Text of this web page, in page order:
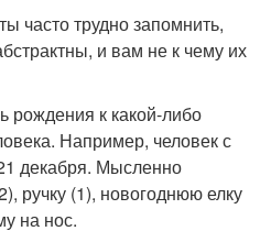
часто трудно запомнить,
и вам не к чему их
рождения к какой-либо
Например, человек с
декабря. Мысленно
ручку (1), новогоднюю елку
на нос.